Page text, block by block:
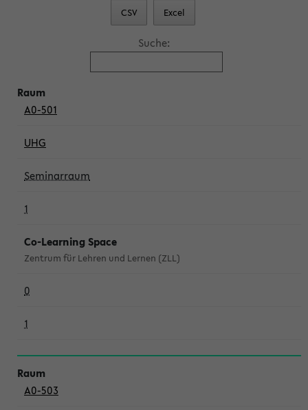
CSV Excel
Suche:
A0-501
UHG
Seminarraum
1
Co-Learning Space
Zentrum für Lehren und Lernen (ZLL)
0
1
A0-503